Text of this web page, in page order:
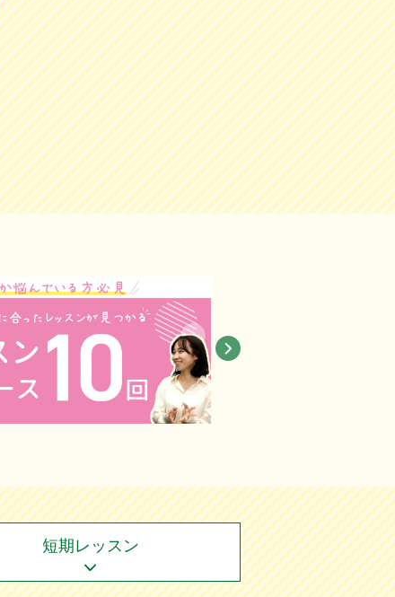
短期レッスン